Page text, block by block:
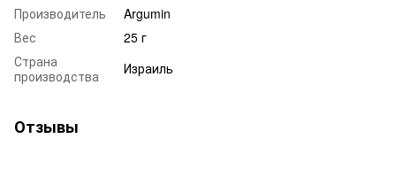
Производитель
Argumin
Вес
25 г
Страна
производства
Израиль
Отзывы